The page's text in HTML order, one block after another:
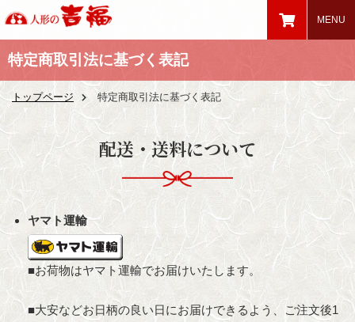
特定商取引法に基づく表記
トップページ 特定商取引法に基づく表記
配送・送料について
ヤマト運輸
■お荷物はヤマト運輸でお届けいたします。
■大安などお日柄の良い日にお届けできるよう、ご注文後1